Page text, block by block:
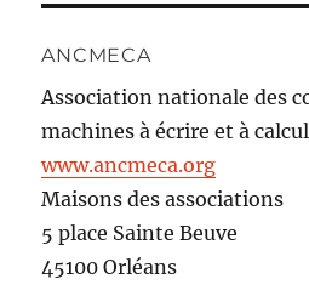
ANCMECA
Association nationale des
machines à écrire et à
www.ancmeca.org
Maisons des associations
5 place Sainte Beuve
45100 Orléans